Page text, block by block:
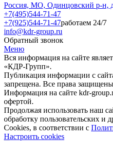
Россия, МО, Одинцовский р-н,
+7(495)544-71-47
+7(925)544-71-47работаем 24/7
info@kdr-group.ru
Обратный звонок
Меню
Вся информация на сайте
«КДР-Групп».
Публикация информации с
запрещена. Все права
Информация на сайте kdr-
офертой.
Продолжая использовать наш
обработку пользовательских
Cookies, в соответствии с
Настроить cookies